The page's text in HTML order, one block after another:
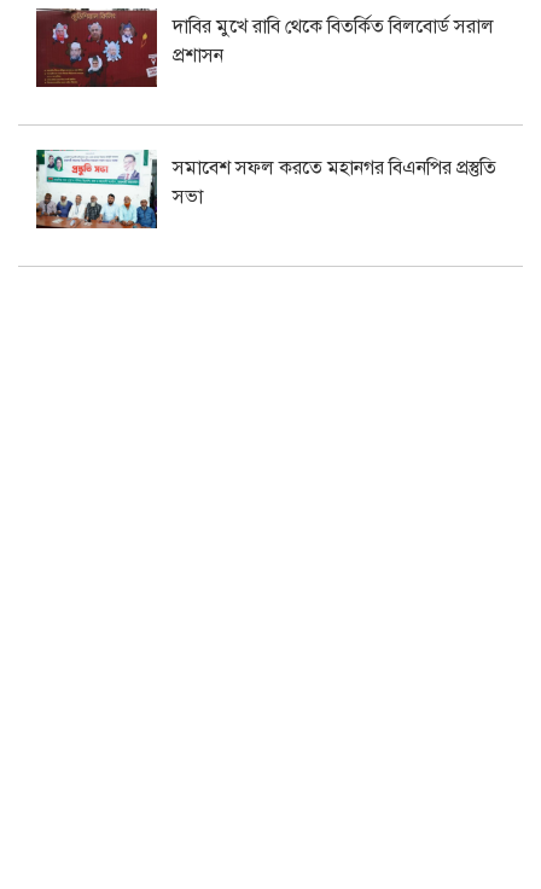
দাবির মুখে রাবি থেকে বিতর্কিত বিলবোর্ড সরাল
প্রশাসন
সমাবেশ সফল করতে মহানগর বিএনপির প্রস্তুতি
সভা